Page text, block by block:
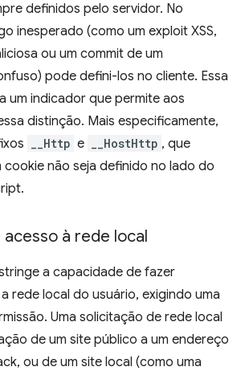
definidos pelo servidor. No
inesperado (como um exploit XSS,
ou um commit de um
pode defini-los no cliente. Essa
um indicador que permite aos
distinção. Mais especificamente,
__Http e __HostHttp , que
cookie não seja definido no lado do
à rede local
a capacidade de fazer
rede local do usuário, exigindo uma
Uma solicitação de rede local
de um site público a um endereço
ou de um site local (como uma